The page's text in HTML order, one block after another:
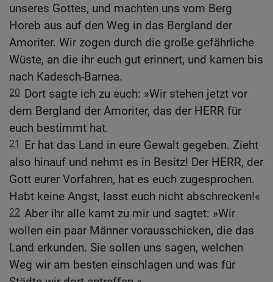
unseres Gottes, und machten uns vom Berg
Horeb aus auf den Weg in das Bergland der
Amoriter. Wir zogen durch die große gefährliche
Wüste, an die ihr euch gut erinnert, und kamen bis
nach Kadesch-Barnea.
20 Dort sagte ich zu euch: »Wir stehen jetzt vor
dem Bergland der Amoriter, das der HERR für
euch bestimmt hat.
21 Er hat das Land in eure Gewalt gegeben. Zieht
also hinauf und nehmt es in Besitz! Der HERR, der
Gott eurer Vorfahren, hat es euch zugesprochen.
Habt keine Angst, lasst euch nicht abschrecken!«
22 Aber ihr alle kamt zu mir und sagtet: »Wir
wollen ein paar Männer vorausschicken, die das
Land erkunden. Sie sollen uns sagen, welchen
Weg wir am besten einschlagen und was für